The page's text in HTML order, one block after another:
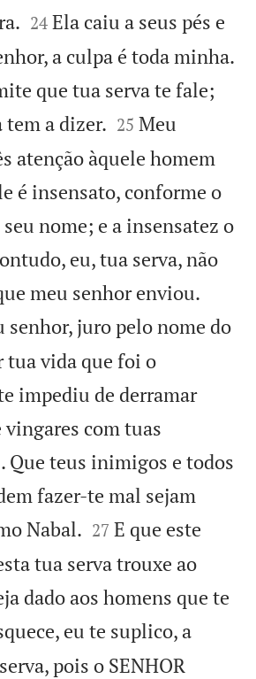


24 Ela caiu a seus pés e
a culpa é toda minha.
que tua serva te fale;
tem a dizer. 

25 Meu
atenção àquele homem
é insensato, conforme o
nome; e a insensatez o
eu, tua serva, não
meu senhor enviou.
senhor, juro pelo nome do
tua vida que foi o
impediu de derramar
vingares com tuas
Que teus inimigos e todos
fazer-te mal sejam
Nabal. 

27 E que este
tua serva trouxe ao
dado aos homens que te
eu te suplico, a
pois o SENHOR